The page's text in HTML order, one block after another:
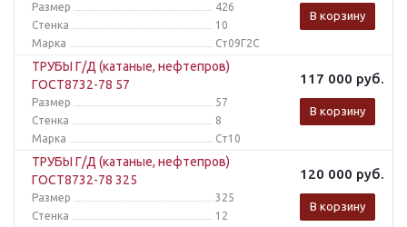
Размер
426
Стенка
10
Марка
Ст09Г2С
В корзину
ТРУБЫ Г/Д (катаные, нефтепров)
ГОСТ8732-78 57
Размер
57
Стенка
8
Марка
Ст10
117 000 руб.
В корзину
ТРУБЫ Г/Д (катаные, нефтепров)
ГОСТ8732-78 325
Размер
325
Стенка
12
120 000 руб.
В корзину